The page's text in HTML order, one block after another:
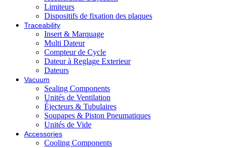
Limiteurs
Dispositifs de fixation des plaques
Traceability
Insert & Marquage
Multi Dateur
Compteur de Cycle
Dateur à Reglage Exterieur
Dateurs
Vacuum
Sealing Components
Unités de Ventilation
Éjecteurs & Tubulaires
Soupapes & Piston Pneumatiques
Unités de Vide
Accessories
Cooling Components